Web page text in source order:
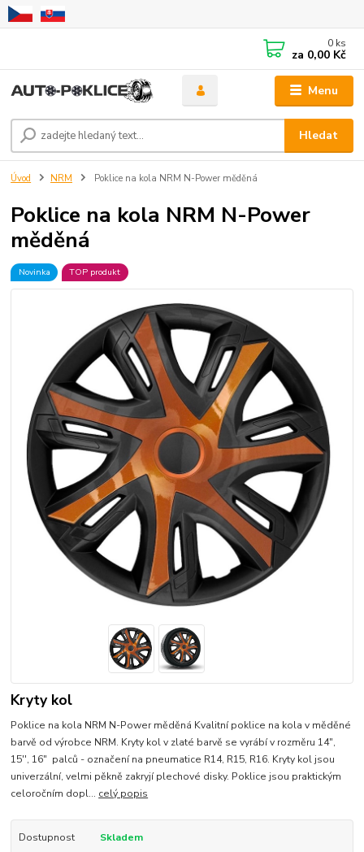
Menu
Hledat
0 ks
za 0,00 Kč
Úvod NRM Poklice na kola NRM N-Power měděná
Poklice na kola NRM N-Power
měděná
Novinka TOP produkt
Kryty kol
Poklice na kola NRM N-Power měděná Kvalitní poklice na kola v měděné
barvě od výrobce NRM. Kryty kol v zlaté barvě se vyrábí v rozměru 14",
15'', 16" palců - označení na pneumatice R14, R15, R16. Kryty kol jsou
univerzální, velmi pěkně zakryjí plechové disky. Poklice jsou praktickým
celoročním dopl... celý popis
Dostupnost
Skladem